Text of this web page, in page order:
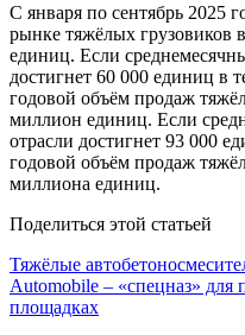
С января по сентябрь 2025
рынке тяжёлых грузовиков
единиц. Если
достигнет 60 000 единиц в
годовой объём продаж
миллион единиц. Если
отрасли достигнет 93 000
годовой объём продаж
миллиона единиц.
Поделиться этой статьей
Тяжёлые
Automobile – «спецназ» для
площадках